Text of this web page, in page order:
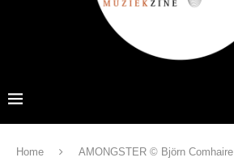
Home AMONGSTER © Björn Comhaire